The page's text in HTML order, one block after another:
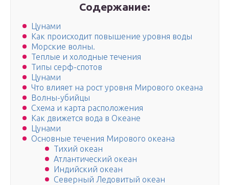
Содержание:
Цунами
Как происходит повышение уровня воды
Морские волны.
Теплые и холодные течения
Типы серф-спотов
Цунами
Что влияет на рост уровня Мирового океана
Волны-убийцы
Схема и карта расположения
Как движется вода в Океане
Цунами
Основные течения Мирового океана
Тихий океан
Атлантический океан
Индийский океан
Северный Ледовитый океан